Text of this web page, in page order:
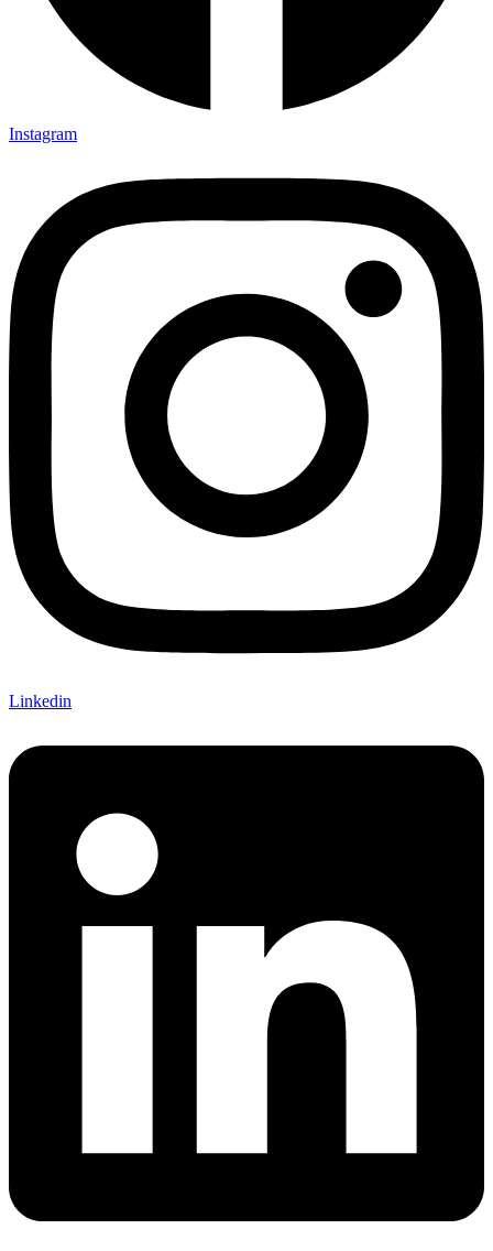
Instagram
Linkedin